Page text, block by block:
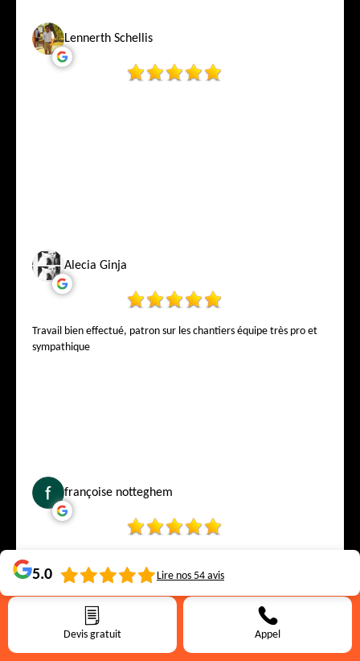
Devis gratuit Appel
Lennerth Schellis
Alecia Ginja
Travail bien effectué, patron sur les chantiers équipe très pro et
sympathique
françoise notteghem
5.0 Lire nos 54 avis